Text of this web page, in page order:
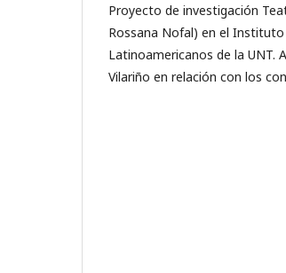
Proyecto de investigación
Rossana Nofal) en el
Latinoamericanos de la UNT.
Vilariño en relación con los